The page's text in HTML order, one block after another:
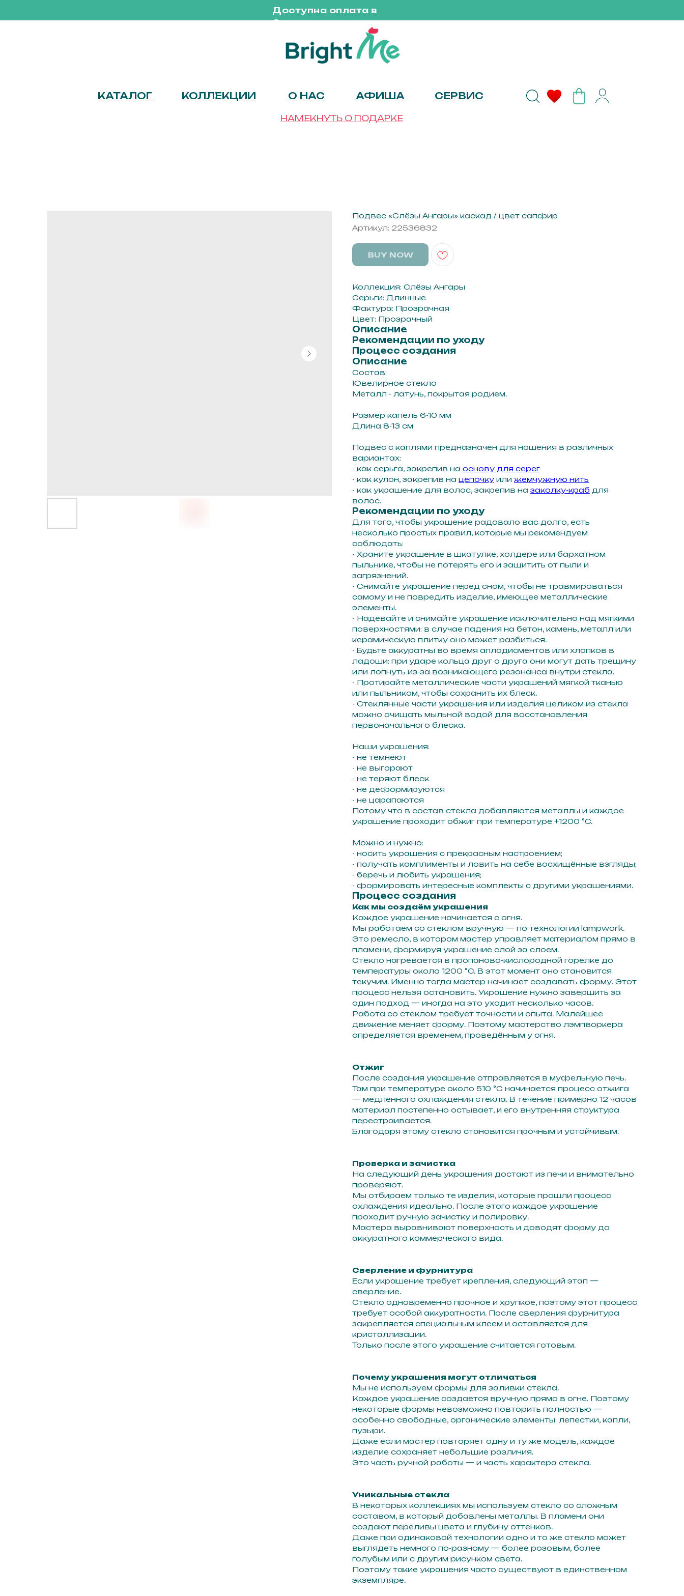
Доступна оплата в
Сплит
СЕРВИС
О НАС
КОЛЛЕКЦИИ
КАТАЛОГ АФИША
НАМЕКНУТЬ О ПОДАРКЕ
Подвес «Слёзы Ангары» каскад / цвет сапфир
Артикул: 22536832
BUY NOW
Коллекция: Слёзы Ангары
Серьги: Длинные
Фактура: Прозрачная
Цвет: Прозрачный
Описание
Рекомендации по уходу
Процесс создания
Описание
Состав:
Ювелирное стекло
Металл - латунь, покрытая родием.
Размер капель 6-10 мм
Длина 8-13 см
Подвес с каплями предназначен для ношения в различных
вариантах:
- как серьга, закрепив на основу для серег
- как кулон, закрепив на цепочку или жемчужную нить
- как украшение для волос, закрепив на заколку-краб для
волос.
Рекомендации по уходу
Для того, чтобы украшение радовало вас долго, есть
несколько простых правил, которые мы рекомендуем
соблюдать:
- Храните украшение в шкатулке, холдере или бархатном
пыльнике, чтобы не потерять его и защитить от пыли и
загрязнений.
- Снимайте украшение перед сном, чтобы не травмироваться
самому и не повредить изделие, имеющее металлические
элементы.
- Надевайте и снимайте украшение исключительно над мягкими
поверхностями: в случае падения на бетон, камень, металл или
керамическую плитку оно может разбиться.
- Будьте аккуратны во время аплодисментов или хлопков в
ладоши: при ударе кольца друг о друга они могут дать трещину
или лопнуть из-за возникающего резонанса внутри стекла.
- Протирайте металлические части украшений мягкой тканью
или пыльником, чтобы сохранить их блеск.
- Стеклянные части украшения или изделия целиком из стекла
можно очищать мыльной водой для восстановления
первоначального блеска.
Наши украшения:
- не темнеют
- не выгорают
- не теряют блеск
- не деформируются
- не царапаются
Потому что в состав стекла добавляются металлы и каждое
украшение проходит обжиг при температуре +1200 °C.
Можно и нужно:
- носить украшения с прекрасным настроением;
- получать комплименты и ловить на себе восхищённые взгляды;
- беречь и любить украшения;
- формировать интересные комплекты с другими украшениями.
Процесс создания
Как мы создаём украшения
Каждое украшение начинается с огня.
Мы работаем со стеклом вручную — по технологии lampwork.
Это ремесло, в котором мастер управляет материалом прямо в
пламени, формируя украшение слой за слоем.
Стекло нагревается в пропаново-кислородной горелке до
температуры около 1200 °C. В этот момент оно становится
текучим. Именно тогда мастер начинает создавать форму. Этот
процесс нельзя остановить. Украшение нужно завершить за
один подход — иногда на это уходит несколько часов.
Работа со стеклом требует точности и опыта. Малейшее
движение меняет форму. Поэтому мастерство лэмпворкера
определяется временем, проведённым у огня.
Отжиг
После создания украшение отправляется в муфельную печь.
Там при температуре около 510 °C начинается процесс отжига
— медленного охлаждения стекла. В течение примерно 12 часов
материал постепенно остывает, и его внутренняя структура
перестраивается.
Благодаря этому стекло становится прочным и устойчивым.
Проверка и зачистка
На следующий день украшения достают из печи и внимательно
проверяют.
Мы отбираем только те изделия, которые прошли процесс
охлаждения идеально. После этого каждое украшение
проходит ручную зачистку и полировку.
Мастера выравнивают поверхность и доводят форму до
аккуратного коммерческого вида.
Сверление и фурнитура
Если украшение требует крепления, следующий этап —
сверление.
Стекло одновременно прочное и хрупкое, поэтому этот процесс
требует особой аккуратности. После сверления фурнитура
закрепляется специальным клеем и оставляется для
кристаллизации.
Только после этого украшение считается готовым.
Почему украшения могут отличаться
Мы не используем формы для заливки стекла.
Каждое украшение создаётся вручную прямо в огне. Поэтому
некоторые формы невозможно повторить полностью —
особенно свободные, органические элементы: лепестки, капли,
пузыри.
Даже если мастер повторяет одну и ту же модель, каждое
изделие сохраняет небольшие различия.
Это часть ручной работы — и часть характера стекла.
Уникальные стекла
В некоторых коллекциях мы используем стекло со сложным
составом, в который добавлены металлы. В пламени они
создают переливы цвета и глубину оттенков.
Даже при одинаковой технологии одно и то же стекло может
выглядеть немного по-разному — более розовым, более
голубым или с другим рисунком света.
Поэтому такие украшения часто существуют в единственном
экземпляре.